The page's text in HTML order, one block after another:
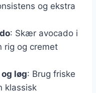
og ekstra
: Skær avocado i
rig og cremet
løg: Brug friske
klassisk